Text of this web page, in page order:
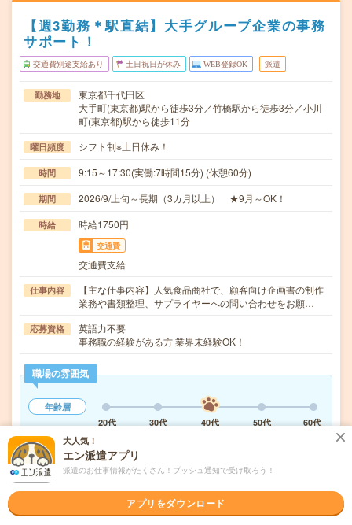
【週3勤務＊駅直結】大手グループ企業の事務
サポート！
交通費別途支給あり 土日祝日が休み WEB登録OK 派遣
勤務地
東京都千代田区
大手町(東京都)駅から徒歩3分／竹橋駅から徒歩3分／小川
町(東京都)駅から徒歩11分
曜日頻度 シフト制※土日休み！
時間 9:15～17:30(実働:7時間15分) (休憩60分)
期間 2026/9/上旬～長期（3カ月以上） ★9月～OK！
時給 時給1750円
交通費
交通費支給
仕事内容
【主な仕事内容】人気食品商社で、顧客向け企画書の制作
業務や書類整理、サプライヤーへの問い合わせをお願…
応募資格
英語力不要
事務職の経験がある方 業界未経験OK！
職場の雰囲気
年齢層
20代
30代 40代 50代
60代
仕事の仕方
テキパキ
気になる! 応募へ進む 詳しく見る
大人気！
エン派遣アプリ
派遣のお仕事情報がたくさん！プッシュ通知で受け取ろう！
アプリをダウンロード